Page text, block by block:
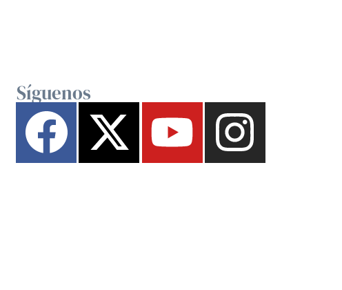
Síguenos